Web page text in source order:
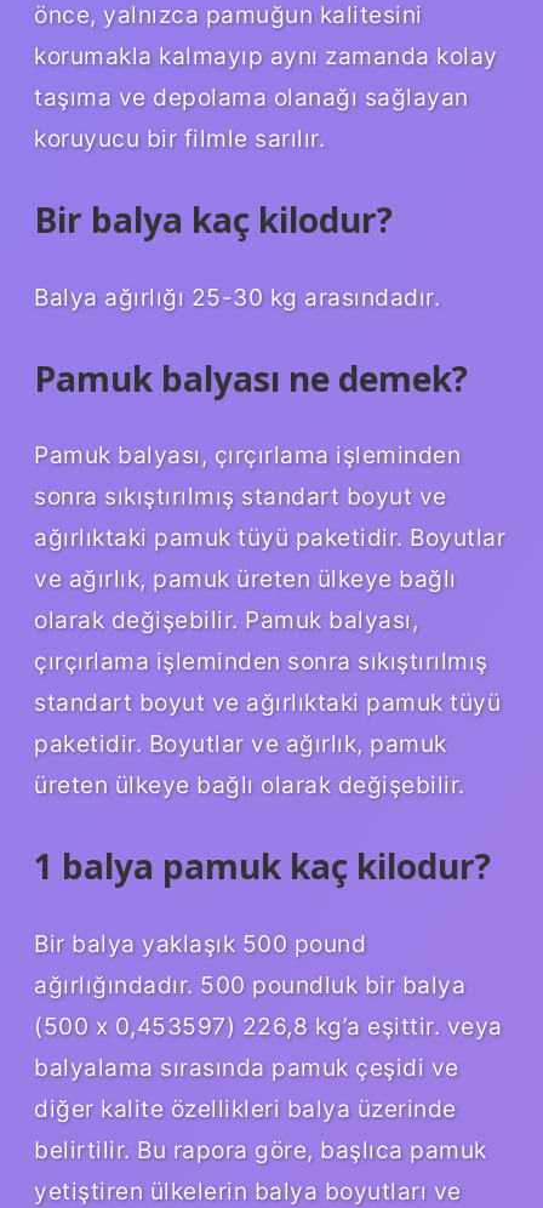
önce, yalnızca pamuğun kalitesini
korumakla kalmayıp aynı zamanda kolay
taşıma ve depolama olanağı sağlayan
koruyucu bir filmle sarılır.
Bir balya kaç kilodur?
Balya ağırlığı 25-30 kg arasındadır.
Pamuk balyası ne demek?
Pamuk balyası, çırçırlama işleminden
sonra sıkıştırılmış standart boyut ve
ağırlıktaki pamuk tüyü paketidir. Boyutlar
ve ağırlık, pamuk üreten ülkeye bağlı
olarak değişebilir. Pamuk balyası,
çırçırlama işleminden sonra sıkıştırılmış
standart boyut ve ağırlıktaki pamuk tüyü
paketidir. Boyutlar ve ağırlık, pamuk
üreten ülkeye bağlı olarak değişebilir.
1 balya pamuk kaç kilodur?
Bir balya yaklaşık 500 pound
ağırlığındadır. 500 poundluk bir balya
(500 x 0,453597) 226,8 kg’a eşittir. veya
balyalama sırasında pamuk çeşidi ve
diğer kalite özellikleri balya üzerinde
belirtilir. Bu rapora göre, başlıca pamuk
yetiştiren ülkelerin balya boyutları ve